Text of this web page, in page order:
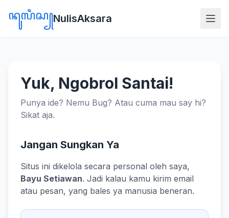
ꦤꦸꦭꦶꦱ꧀NulisAksara
Yuk, Ngobrol Santai!
Punya ide? Nemu Bug? Atau cuma mau say hi?
Sikat aja.
Jangan Sungkan Ya
Situs ini dikelola secara personal oleh saya,
Bayu Setiawan. Jadi kalau kamu kirim email
atau pesan, yang bales ya manusia beneran.